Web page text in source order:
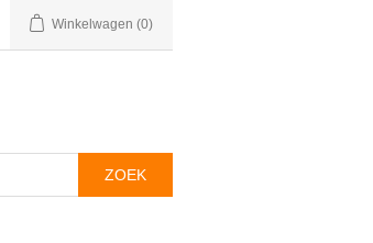
Winkelwagen (0)